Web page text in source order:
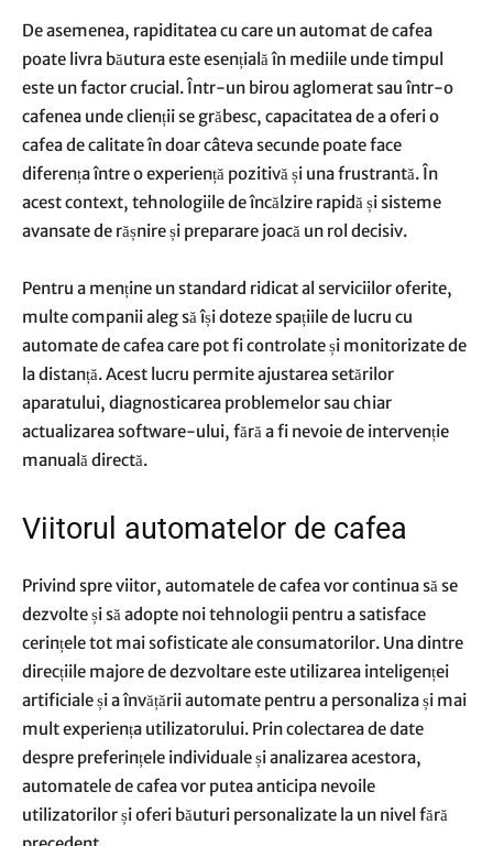
De asemenea, rapiditatea cu care un automat de cafea
poate livra băutura este esențială în mediile unde timpul
este un factor crucial. Într-un birou aglomerat sau într-o
cafenea unde clienții se grăbesc, capacitatea de a oferi o
cafea de calitate în doar câteva secunde poate face
diferența între o experiență pozitivă și una frustrantă. În
acest context, tehnologiile de încălzire rapidă și sisteme
avansate de rășnire și preparare joacă un rol decisiv.
Pentru a menține un standard ridicat al serviciilor oferite,
multe companii aleg să își doteze spațiile de lucru cu
automate de cafea care pot fi controlate și monitorizate de
la distanță. Acest lucru permite ajustarea setărilor
aparatului, diagnosticarea problemelor sau chiar
actualizarea software-ului, fără a fi nevoie de intervenție
manuală directă.
Viitorul automatelor de cafea
Privind spre viitor, automatele de cafea vor continua să se
dezvolte și să adopte noi tehnologii pentru a satisface
cerințele tot mai sofisticate ale consumatorilor. Una dintre
direcțiile majore de dezvoltare este utilizarea inteligenței
artificiale și a învățării automate pentru a personaliza și mai
mult experiența utilizatorului. Prin colectarea de date
despre preferințele individuale și analizarea acestora,
automatele de cafea vor putea anticipa nevoile
utilizatorilor și oferi băuturi personalizate la un nivel fără